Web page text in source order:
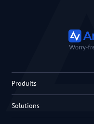
Produits
Solutions